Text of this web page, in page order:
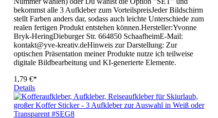
bekommst alle 3 Aufkleber zum VorteilspreisJeder Bildschirm
stellt Farben anders dar, sodass auch leichte Unterschiede zum
realen fertigen Produkt entstehen können.Hersteller:Yvonne
Bryk-HeringDieburger Str. 664850 SchaafheimE-Mail:
kontakt@yve-kreativ.deHinweis zur Darstellung: Zur
optischen Präsentation meiner Produkte nutze ich teilweise
digitale Bildbearbeitung und KI-generierte Elemente.
1,79 €*
Details